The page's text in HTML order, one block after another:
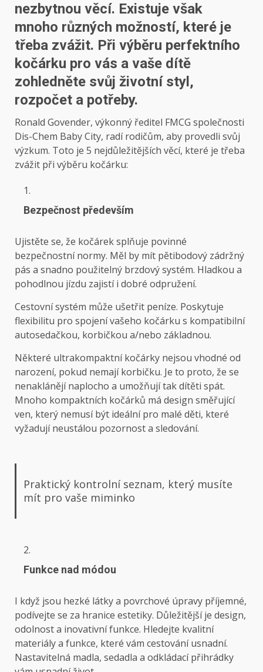
nezbytnou věcí. Existuje však
mnoho různých možností, které je
třeba zvážit. Při výběru perfektního
kočárku pro vás a vaše dítě
zohledněte svůj životní styl,
rozpočet a potřeby.
Ronald Govender, výkonný ředitel FMCG společnosti
Dis-Chem Baby City, radí rodičům, aby provedli svůj
výzkum. Toto je 5 nejdůležitějších věcí, které je třeba
zvážit při výběru kočárku:
Bezpečnost především
Ujistěte se, že kočárek splňuje povinné
bezpečnostní normy. Měl by mít pětibodový zádržný
pás a snadno použitelný brzdový systém. Hladkou a
pohodlnou jízdu zajistí i dobré odpružení.
Cestovní systém může ušetřit peníze. Poskytuje
flexibilitu pro spojení vašeho kočárku s kompatibilní
autosedačkou, korbičkou a/nebo základnou.
Některé ultrakompaktní kočárky nejsou vhodné od
narození, pokud nemají korbičku. Je to proto, že se
nenaklánějí naplocho a umožňují tak dítěti spát.
Mnoho kompaktních kočárků má design směřující
ven, který nemusí být ideální pro malé děti, které
vyžadují neustálou pozornost a sledování.
Praktický kontrolní seznam, který musíte
mít pro vaše miminko
Funkce nad módou
I když jsou hezké látky a povrchové úpravy příjemné,
podívejte se za hranice estetiky. Důležitější je design,
odolnost a inovativní funkce. Hledejte kvalitní
materiály a funkce, které vám cestování usnadní.
Nastavitelná madla, sedadla a odkládací přihrádky